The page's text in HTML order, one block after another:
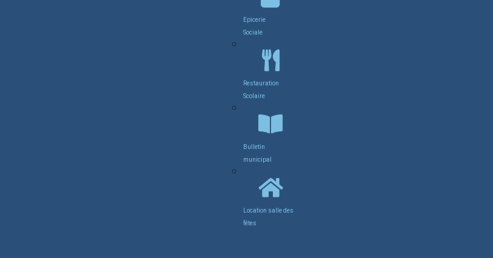
Epicerie
Sociale
Restauration
Scolaire
Bulletin
municipal
Location salle des
fêtes